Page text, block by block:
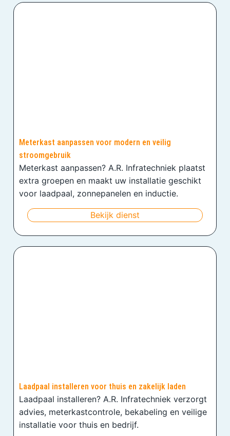
Meterkast aanpassen voor modern en veilig
stroomgebruik
Meterkast aanpassen? A.R. Infratechniek plaatst
extra groepen en maakt uw installatie geschikt
voor laadpaal, zonnepanelen en inductie.
Bekijk dienst
Laadpaal installeren voor thuis en zakelijk laden
Laadpaal installeren? A.R. Infratechniek verzorgt
advies, meterkastcontrole, bekabeling en veilige
installatie voor thuis en bedrijf.